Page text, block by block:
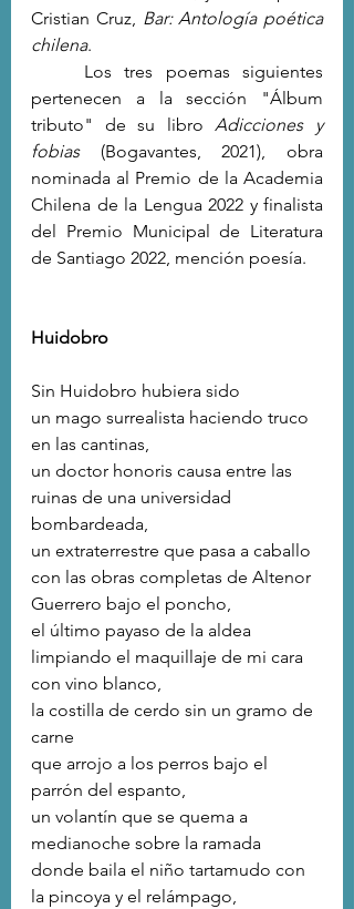
Cristian Cruz, Bar: Antología poética
chilena.
pertenecen a la sección "Álbum
tributo" de su libro Adicciones y
fobias (Bogavantes, 2021), obra
nominada al Premio de la Academia
Chilena de la Lengua 2022 y finalista
del Premio Municipal de Literatura
de Santiago 2022, mención poesía.
Huidobro
Sin Huidobro hubiera sido
un mago surrealista haciendo truco
en las cantinas,
un doctor honoris causa entre las
ruinas de una universidad
bombardeada,
un extraterrestre que pasa a caballo
con las obras completas de Altenor
Guerrero bajo el poncho,
el último payaso de la aldea
limpiando el maquillaje de mi cara
con vino blanco,
la costilla de cerdo sin un gramo de
carne
que arrojo a los perros bajo el
parrón del espanto,
un volantín que se quema a
medianoche sobre la ramada
donde baila el niño tartamudo con
la pincoya y el relámpago,